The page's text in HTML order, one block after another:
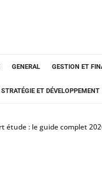
GENERAL GESTION ET
STRATÉGIE ET DÉVELOPPEMENT
étude : le guide complet